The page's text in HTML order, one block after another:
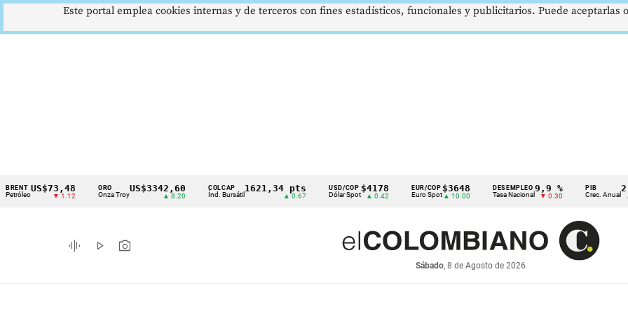
Cintillo
indicadores
económicos
US$73,48
▼ 1.12
ORO
Onza Troy
US$3342,60 COLCAP
Índ. Bursátil
1621,34 pts USD/COP
Dólar Spot
$4178
▲ 0.42
EUR/COP
Euro Spot
$3648
▲ 10.00
DESEMPLEO
Tasa Nacional
9,9 %
▼ 0.30
PIB
Crec. Anual
2,8 %
▲ 0.10
graphic_eq play_arrow photo_camera
Sábado, 8 de Agosto de 2026
Este portal emplea cookies internas y de terceros con fines estadísticos, funcionales y publicitarios. Puede aceptarlas